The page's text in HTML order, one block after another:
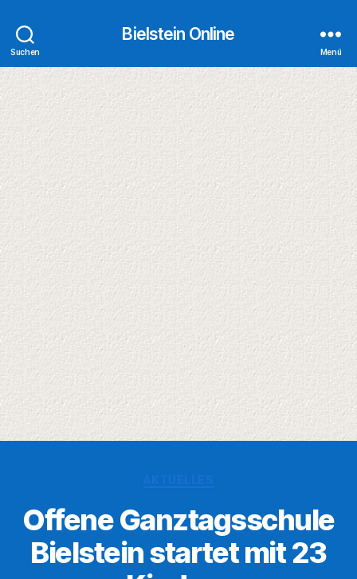
Suchen
Bielstein Online
Menü
Offene Ganztagsschule
Bielstein startet mit 23